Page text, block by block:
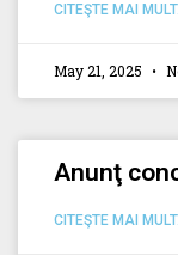
CITEŞTE MAI
May 21, 2025
Anunţ
CITEŞTE MAI